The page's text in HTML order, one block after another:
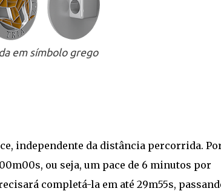
em símbolo grego
independente da distância percorrida.
ou seja, um pace de 6 minutos por
completá-la em até 29m55s,